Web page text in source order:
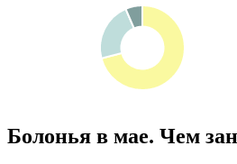
Болонья в мае. Чем